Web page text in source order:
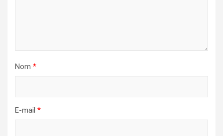
Nom *
E-mail *